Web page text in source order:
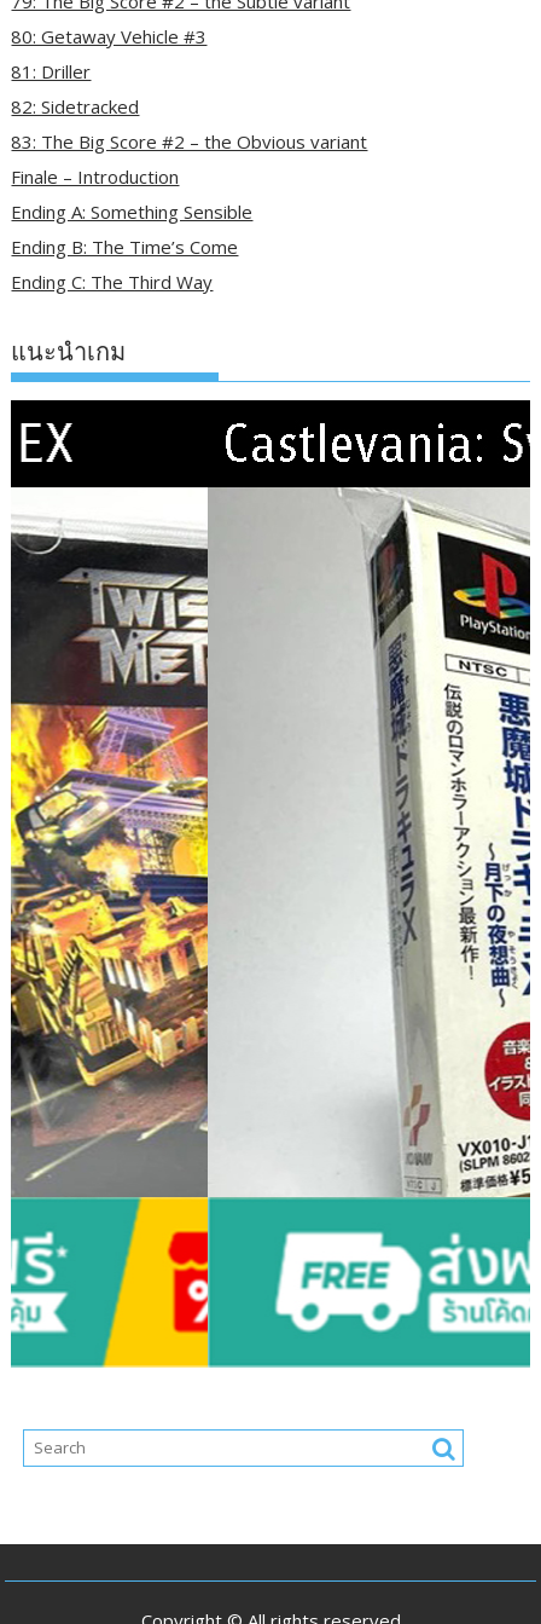
80: Getaway Vehicle #3
81: Driller
82: Sidetracked
83: The Big Score #2 – the Obvious variant
Finale – Introduction
Ending A: Something Sensible
Ending B: The Time’s Come
Ending C: The Third Way
แนะนำเกม